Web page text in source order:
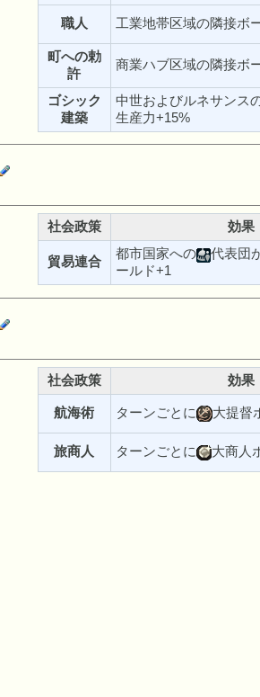
職人 工業地帯区域の隣接ボ
町への勅
許
商業ハブ区域の隣接ボ
ゴシック
建築
中世およびルネサンス
生産力+15%
社会政策 効果
貿易連合
都市国家への 代表団
ールド+1
社会政策 効果
航海術 ターンごとに 大提督
旅商人 ターンごとに 大商人